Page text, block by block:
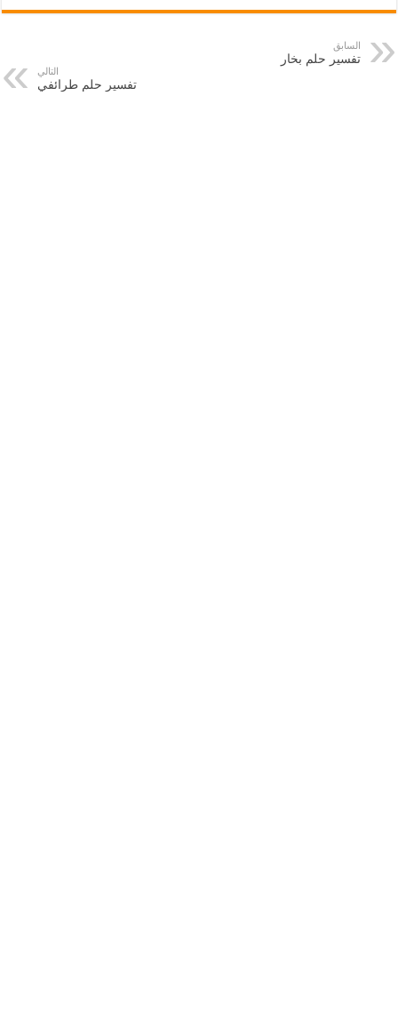
السابق
تفسير حلم بخار
التالي
تفسير حلم طرائفي